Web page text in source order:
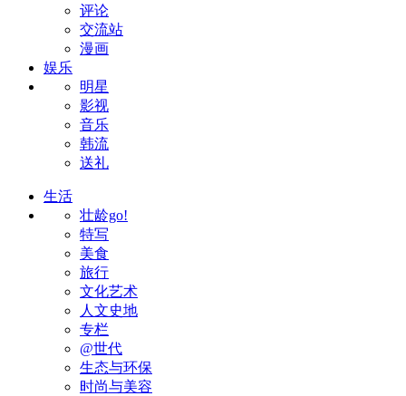
评论
交流站
漫画
娱乐
明星
影视
音乐
韩流
送礼
生活
壮龄go!
特写
美食
旅行
文化艺术
人文史地
专栏
@世代
生态与环保
时尚与美容